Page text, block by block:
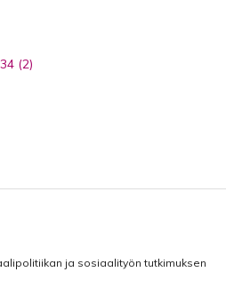
(2)
ja sosiaalityön tutkimuksen